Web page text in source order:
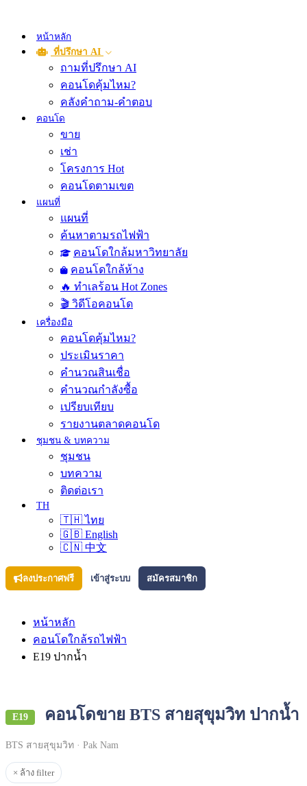
หน้าหลัก
ที่ปรึกษา AI
ถามที่ปรึกษา AI
คอนโดคุ้มไหม?
คลังคำถาม-คำตอบ
คอนโด
ขาย
เช่า
โครงการ Hot
คอนโดตามเขต
แผนที่
แผนที่
ค้นหาตามรถไฟฟ้า
คอนโดใกล้มหาวิทยาลัย
คอนโดใกล้ห้าง
🔥 ทำเลร้อน Hot Zones
🎬 วิดีโอคอนโด
เครื่องมือ
คอนโดคุ้มไหม?
ประเมินราคา
คำนวณสินเชื่อ
คำนวณกำลังซื้อ
เปรียบเทียบ
รายงานตลาดคอนโด
ชุมชน & บทความ
ชุมชน
บทความ
ติดต่อเรา
TH
🇹🇭 ไทย
🇬🇧 English
🇨🇳 中文
ลงประกาศฟรี เข้าสู่ระบบ สมัครสมาชิก
หน้าหลัก
คอนโดใกล้รถไฟฟ้า
E19 ปากน้ำ
E19 คอนโดขาย BTS สายสุขุมวิท ปากน้ำ
BTS สายสุขุมวิท · Pak Nam
× ล้าง filter